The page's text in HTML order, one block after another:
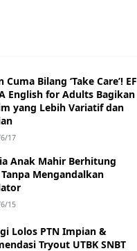
Cuma Bilang ‘Take Care’! EF
English for Adults Bagikan
yang Lebih Variatif dan
17
Anak Mahir Berhitung
Mengandalkan
15
Lolos PTN Impian &
Tryout UTBK SNBT